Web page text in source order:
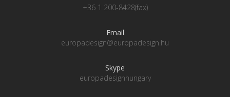
+36 1 200-8428(fax)
Email
europadesign@europadesign.hu
Skype
europadesignhungary